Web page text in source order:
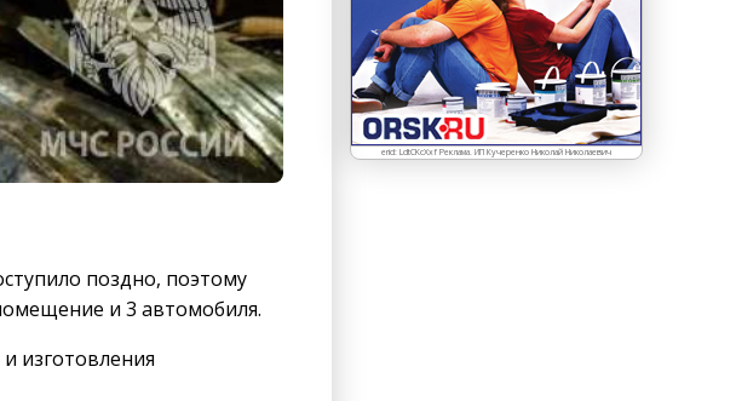
поздно, поэтому
и 3 автомобиля.
изготовления
erid: LdtCKcXxf Реклама. ИП Кучеренко Николай Николаевич